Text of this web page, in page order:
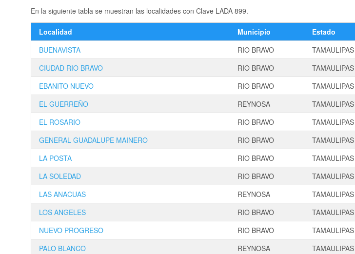
En la siguiente tabla se muestran las localidades con Clave LADA 899.
Localidad Municipio Estado
BUENAVISTA
RIO BRAVO TAMAULIPAS
CIUDAD RIO BRAVO
RIO BRAVO TAMAULIPAS
EBANITO NUEVO
RIO BRAVO TAMAULIPAS
EL GUERREÑO
REYNOSA TAMAULIPAS
EL ROSARIO
RIO BRAVO TAMAULIPAS
GENERAL GUADALUPE MAINERO
RIO BRAVO TAMAULIPAS
LA POSTA
RIO BRAVO TAMAULIPAS
LA SOLEDAD
RIO BRAVO TAMAULIPAS
LAS ANACUAS
REYNOSA TAMAULIPAS
LOS ANGELES
RIO BRAVO TAMAULIPAS
NUEVO PROGRESO
RIO BRAVO TAMAULIPAS
PALO BLANCO
REYNOSA TAMAULIPAS